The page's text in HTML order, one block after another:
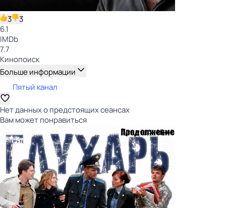
3
3
6.1
IMDb
7.7
Кинопоиск
Больше информации
Пятый канал
Нет данных о предстоящих сеансах
Вам может понравиться